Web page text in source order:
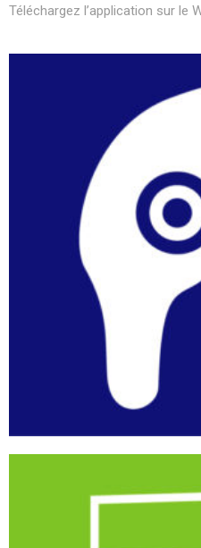
Téléchargez l’application sur le